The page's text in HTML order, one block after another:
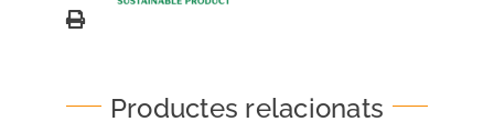
Productes relacionats